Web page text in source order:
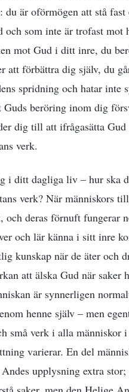
du är oförmögen att stå
och som inte är trofast
mot Gud i ditt inre, du
att förbättra dig själv, du
spridning och hatar
Guds beröring inom dig
dig till att ifrågasätta
verk.
i ditt dagliga liv – hur ska
verk? När människors
deras förnuft fungerar
och lär känna i sitt inre
kunskap när de äter och
att älska Gud när
är synnerligen
henne själv – men
små verk i alla
varierar. En del
upplysning extra